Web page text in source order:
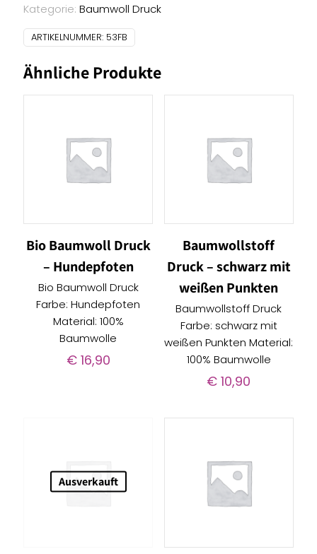
Blumen
mit
Gold
Kategorie: Baumwoll Druck
ARTIKELNUMMER: 53FB
Ähnliche Produkte
Bio Baumwoll Druck
– Hundepfoten
Bio Baumwoll Druck
Farbe: Hundepfoten
Material: 100%
Baumwolle
€16,90
Baumwollstoff
Druck – schwarz mit
weißen Punkten
Baumwollstoff Druck
Farbe: schwarz mit
weißen Punkten Material:
100% Baumwolle
€ 10,90
Ausverkauft